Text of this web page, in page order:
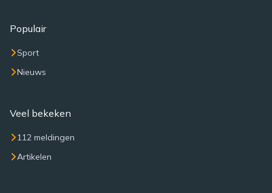
Populair
Sport
Nieuws
Veel bekeken
112 meldingen
Artikelen